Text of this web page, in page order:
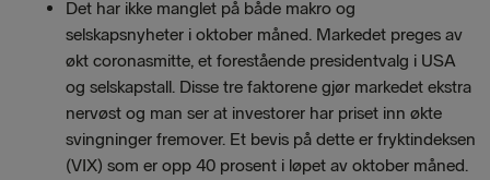
Det har ikke manglet på både makro og
selskapsnyheter i oktober måned. Markedet preges av
økt coronasmitte, et forestående presidentvalg i USA
og selskapstall. Disse tre faktorene gjør markedet ekstra
nervøst og man ser at investorer har priset inn økte
svingninger fremover. Et bevis på dette er fryktindeksen
(VIX) som er opp 40 prosent i løpet av oktober måned.